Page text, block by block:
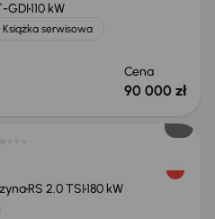
GDI110 kW
Książka serwisowa
Cena
90 000 zł
RS 2.0 TSI180 kW